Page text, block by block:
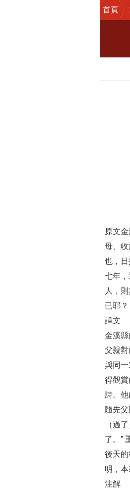
首頁
原文金
母、
也，
七年
人，
已耶？
譯文
金溪
父親
與同
得觀
詩。
隨先
（過
了。”
後天
明，
注解